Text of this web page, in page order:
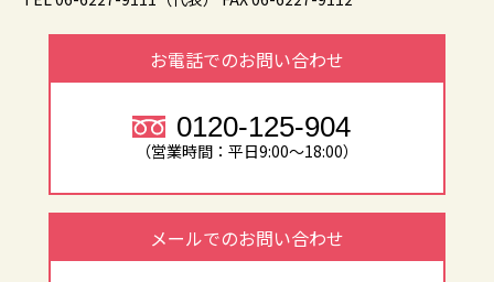
お電話でのお問い合わせ
0120-125-904
（営業時間：平日9:00～18:00）
メールでのお問い合わせ